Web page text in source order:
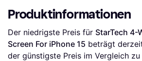
Produktinformationen
Der niedrigste Preis für StarTech 4-
Screen For iPhone 15 beträgt
der günstigste Preis im Vergleich zu